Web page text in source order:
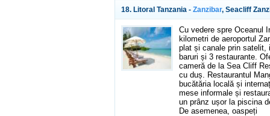
18. Litoral Tanzania - Zanzibar, Seacliff
Cu vedere spre Oceanul
kilometri de aeroportul
plat și canale prin satelit,
baruri și 3 restaurante.
cameră de la Sea Cliff
cu duș. Restaurantul
bucătăria locală și
mese informale și
un prânz ușor la piscina
De asemenea, oaspeți